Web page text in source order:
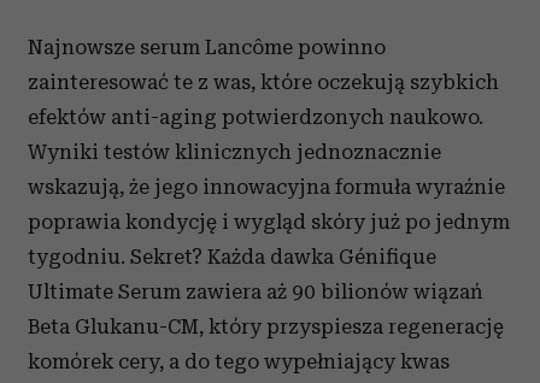
Najnowsze serum Lancôme powinno
zainteresować te z was, które oczekują szybkich
efektów anti-aging potwierdzonych naukowo.
Wyniki testów klinicznych jednoznacznie
wskazują, że jego innowacyjna formuła wyraźnie
poprawia kondycję i wygląd skóry już po jednym
tygodniu. Sekret? Każda dawka Génifique
Ultimate Serum zawiera aż 90 bilionów wiązań
Beta Glukanu-CM, który przyspiesza regenerację
komórek cery, a do tego wypełniający kwas